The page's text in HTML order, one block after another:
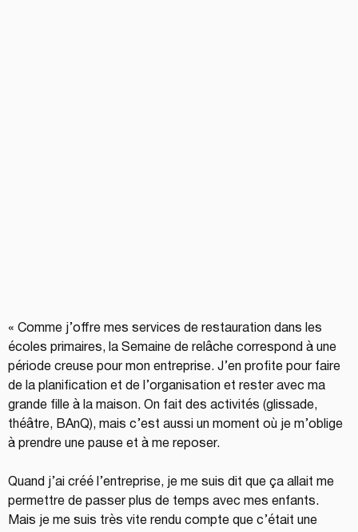
« Comme j’offre mes services de restauration dans les
écoles primaires, la Semaine de relâche correspond à une
période creuse pour mon entreprise. J’en profite pour faire
de la planification et de l’organisation et rester avec ma
grande fille à la maison. On fait des activités (glissade,
théâtre, BAnQ), mais c’est aussi un moment où je m’oblige
à prendre une pause et à me reposer.
Quand j’ai créé l’entreprise, je me suis dit que ça allait me
permettre de passer plus de temps avec mes enfants.
Mais je me suis très vite rendu compte que c’était une